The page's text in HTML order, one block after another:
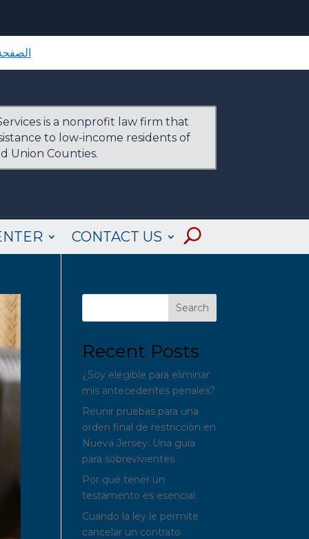
is a nonprofit law firm that
to low-income residents of
Union Counties.
CONTACT US
Search
Recent Posts
¿Soy elegible para eliminar
mis antecedentes penales?
Reunir pruebas para una
orden final de restricción en
Nueva Jersey: Una guía
para sobrevivientes
Por qué tener un
testamento es esencial
Cuando la ley le permite
cancelar un contrato